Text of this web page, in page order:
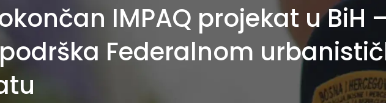
IMPAQ projekat u BiH
Federalnom